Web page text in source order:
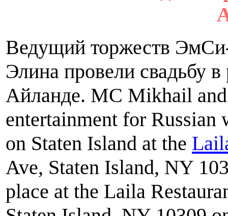
Ведущий торжеств
Элина провели свадьбу
Айланде. MC Mikhail
entertainment for
on Staten Island at the
Ave, Staten Island, NY
place at the Laila